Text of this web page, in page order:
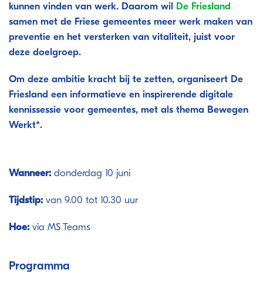
kunnen vinden van werk. Daarom wil De Friesland
samen met de Friese gemeentes meer werk maken van
preventie en het versterken van vitaliteit, juist voor
deze doelgroep.
Om deze ambitie kracht bij te zetten, organiseert De
Friesland een informatieve en inspirerende digitale
kennissessie voor gemeentes, met als thema Bewegen
Werkt*.
Wanneer: donderdag 10 juni
Tijdstip: van 9.00 tot 10.30 uur
Hoe: via MS Teams
Programma